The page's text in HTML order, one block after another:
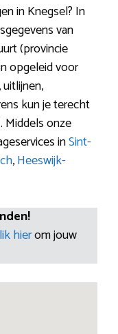
in Knegsel? In
van
(provincie
opgeleid voor
kun je terecht
Middels onze
inSint-
,Heeswijk-
hierom jouw